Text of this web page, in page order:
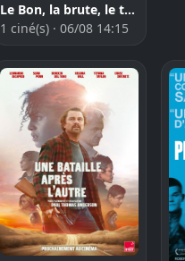
Le Bon, la brute, le truand
1 ciné(s) · 06/08 14:15